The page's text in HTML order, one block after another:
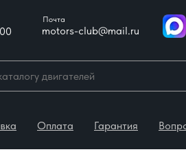
Почта
motors-club@mail.ru
Оплата Гарантия